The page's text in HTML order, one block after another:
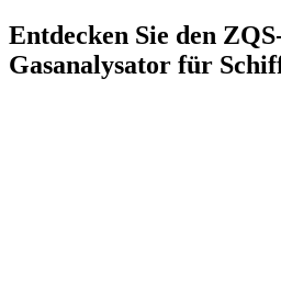
Entdecken Sie den
Gasanalysator für